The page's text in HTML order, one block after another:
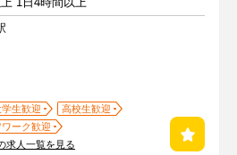
学生歓迎
高校生歓迎
ーク歓迎
求人一覧を見る